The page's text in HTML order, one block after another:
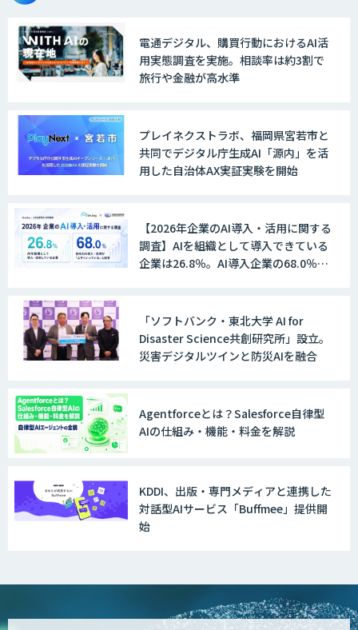
JAPAN AI SALES
JAPAN AI MARKETING
ファ）受注AIエージェント』
データ構造化ソリューション「DX-laei」
MµgenGAI
図面検索AI
図面生成AI
電通デジタル、購買行動におけるAI活
用実態調査を実施。相談率は約3割で
旅行や金融が高水準
プレイネクストラボ、福岡県宮若市と
共同でデジタル庁生成AI「源内」を活
用した自治体AX実証実験を開始
【2026年企業のAI導入・活用に関する
調査】AIを組織として導入できている
企業は26.8％。AI導入企業の68.0％
「ソフトバンク・東北大学 AI for
Disaster Science共創研究所」設立。
災害デジタルツインと防災AIを融合
Agentforceとは？Salesforce自律型
AIの仕組み・機能・料金を解説
KDDI、出版・専門メディアと連携した
対話型AIサービス「Buffmee」提供開
始